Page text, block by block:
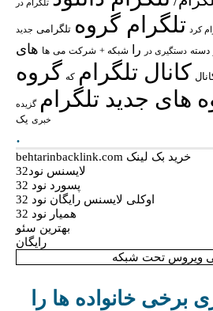
تلگرام در
کرد تلگرام گروه تلگرامی جدید
دستگیری در را شبکه + شرکت می ها
های
کانال تلگرام که گروه
های جدید تلگرام گزیده
خبری یک
خرید بک لینک behtarinbacklink.com
لایسنس نود32
پسورد نود 32
اوکلی لایسنس رایگان نود 32
همیار نود 32
بهترین سئو
رایگان
ویروس تحت شبکه
برخی خانواده ها را